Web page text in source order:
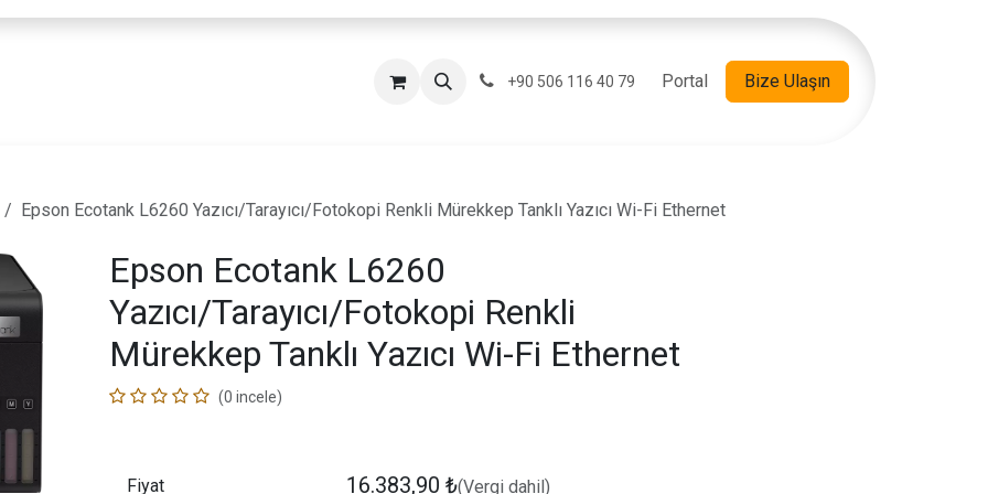
+90 506 116 40 79 Portal Bize Ulaşın
Epson Ecotank L6260 Yazıcı/Tarayıcı/Fotokopi Renkli Mürekkep Tanklı Yazıcı Wi-Fi Ethernet
Epson Ecotank L6260
Yazıcı/Tarayıcı/Fotokopi Renkli
Mürekkep Tanklı Yazıcı Wi-Fi Ethernet
(0 incele)
Fiyat 16.383,90 ₺(Vergi dahil)